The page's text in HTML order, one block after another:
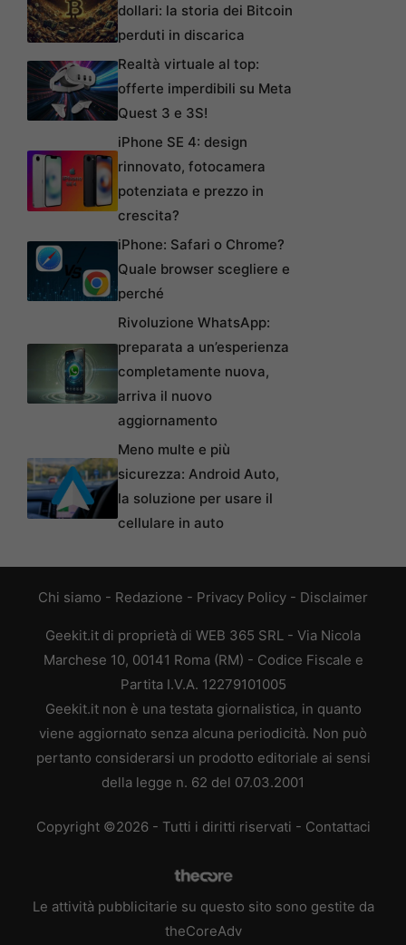
dollari: la storia dei Bitcoin
perduti in discarica
Realtà virtuale al top:
offerte imperdibili su Meta
Quest 3 e 3S!
iPhone SE 4: design
rinnovato, fotocamera
potenziata e prezzo in
crescita?
iPhone: Safari o Chrome?
Quale browser scegliere e
perché
Rivoluzione WhatsApp:
preparata a un’esperienza
completamente nuova,
arriva il nuovo
aggiornamento
Meno multe e più
sicurezza: Android Auto,
la soluzione per usare il
cellulare in auto
Chi siamo - Redazione - Privacy Policy - Disclaimer
Geekit.it di proprietà di WEB 365 SRL - Via Nicola
Marchese 10, 00141 Roma (RM) - Codice Fiscale e
Partita I.V.A. 12279101005
Geekit.it non è una testata giornalistica, in quanto
viene aggiornato senza alcuna periodicità. Non può
pertanto considerarsi un prodotto editoriale ai sensi
della legge n. 62 del 07.03.2001
Copyright ©2026 - Tutti i diritti riservati - Contattaci
Le attività pubblicitarie su questo sito sono gestite da
theCoreAdv